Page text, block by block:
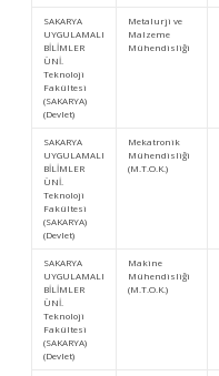
SAKARYA
UYGULAMALI
BİLİMLER
ÜNİ.
Teknoloji
Fakültesi
(SAKARYA)
(Devlet)
Metalurji ve
Malzeme
Mühendisliği
SAKARYA
UYGULAMALI
BİLİMLER
ÜNİ.
Teknoloji
Fakültesi
(SAKARYA)
(Devlet)
Mekatronik
Mühendisliği
(M.T.O.K.)
SAKARYA
UYGULAMALI
BİLİMLER
ÜNİ.
Teknoloji
Fakültesi
(SAKARYA)
(Devlet)
Makine
Mühendisliği
(M.T.O.K.)